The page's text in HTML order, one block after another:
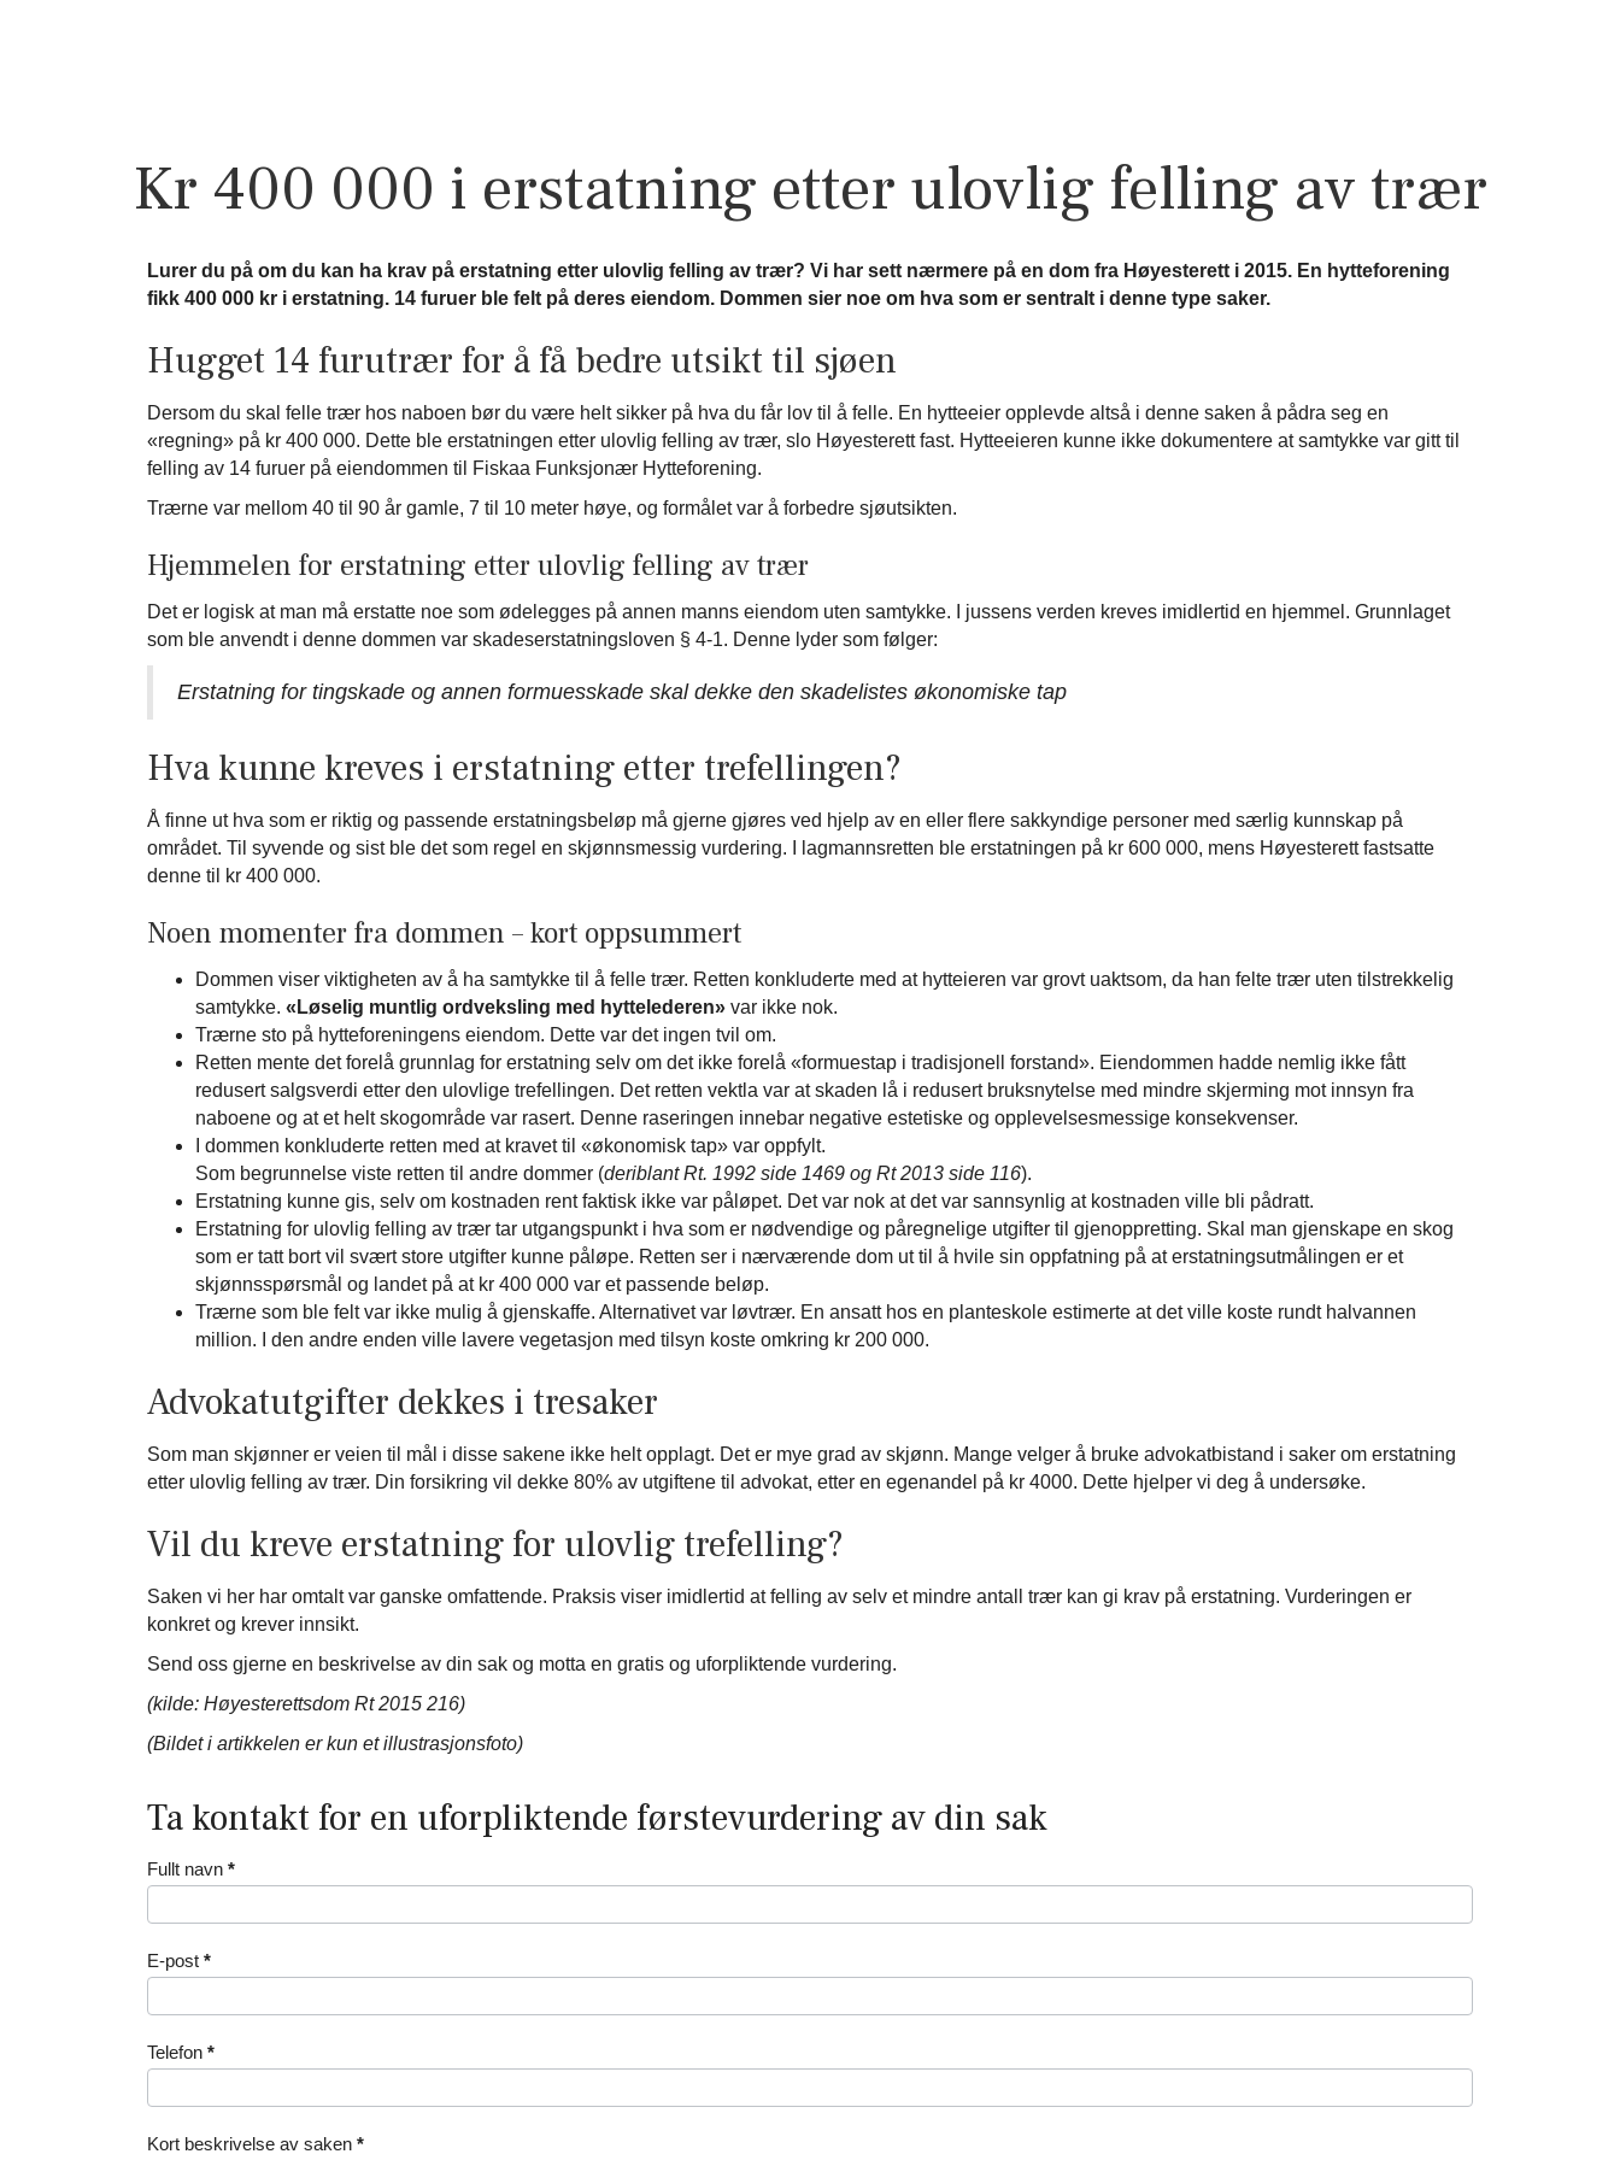
Kr 400 000 i erstatning etter ulovlig felling av trær
Lurer du på om du kan ha krav på erstatning etter ulovlig felling av trær? Vi har sett nærmere på en dom fra Høyesterett i 2015. En hytteforening
fikk 400 000 kr i erstatning. 14 furuer ble felt på deres eiendom. Dommen sier noe om hva som er sentralt i denne type saker.
Hugget 14 furutrær for å få bedre utsikt til sjøen
Dersom du skal felle trær hos naboen bør du være helt sikker på hva du får lov til å felle. En hytteeier opplevde altså i denne saken å pådra seg en
«regning» på kr 400 000. Dette ble erstatningen etter ulovlig felling av trær, slo Høyesterett fast. Hytteeieren kunne ikke dokumentere at samtykke var gitt til
felling av 14 furuer på eiendommen til Fiskaa Funksjonær Hytteforening.
Trærne var mellom 40 til 90 år gamle, 7 til 10 meter høye, og formålet var å forbedre sjøutsikten.
Hjemmelen for erstatning etter ulovlig felling av trær
Det er logisk at man må erstatte noe som ødelegges på annen manns eiendom uten samtykke. I jussens verden kreves imidlertid en hjemmel. Grunnlaget
som ble anvendt i denne dommen var skadeserstatningsloven § 4-1. Denne lyder som følger:
Erstatning for tingskade og annen formuesskade skal dekke den skadelistes økonomiske tap
Hva kunne kreves i erstatning etter trefellingen?
Å finne ut hva som er riktig og passende erstatningsbeløp må gjerne gjøres ved hjelp av en eller flere sakkyndige personer med særlig kunnskap på
området. Til syvende og sist ble det som regel en skjønnsmessig vurdering. I lagmannsretten ble erstatningen på kr 600 000, mens Høyesterett fastsatte
denne til kr 400 000.
Noen momenter fra dommen – kort oppsummert
Dommen viser viktigheten av å ha samtykke til å felle trær. Retten konkluderte med at hytteieren var grovt uaktsom, da han felte trær uten tilstrekkelig
samtykke. «Løselig muntlig ordveksling med hyttelederen» var ikke nok.
Trærne sto på hytteforeningens eiendom. Dette var det ingen tvil om.
Retten mente det forelå grunnlag for erstatning selv om det ikke forelå «formuestap i tradisjonell forstand». Eiendommen hadde nemlig ikke fått
redusert salgsverdi etter den ulovlige trefellingen. Det retten vektla var at skaden lå i redusert bruksnytelse med mindre skjerming mot innsyn fra
naboene og at et helt skogområde var rasert. Denne raseringen innebar negative estetiske og opplevelsesmessige konsekvenser.
I dommen konkluderte retten med at kravet til «økonomisk tap» var oppfylt.
Som begrunnelse viste retten til andre dommer (deriblant Rt. 1992 side 1469 og Rt 2013 side 116).
Erstatning kunne gis, selv om kostnaden rent faktisk ikke var påløpet. Det var nok at det var sannsynlig at kostnaden ville bli pådratt.
Erstatning for ulovlig felling av trær tar utgangspunkt i hva som er nødvendige og påregnelige utgifter til gjenoppretting. Skal man gjenskape en skog
som er tatt bort vil svært store utgifter kunne påløpe. Retten ser i nærværende dom ut til å hvile sin oppfatning på at erstatningsutmålingen er et
skjønnsspørsmål og landet på at kr 400 000 var et passende beløp.
Trærne som ble felt var ikke mulig å gjenskaffe. Alternativet var løvtrær. En ansatt hos en planteskole estimerte at det ville koste rundt halvannen
million. I den andre enden ville lavere vegetasjon med tilsyn koste omkring kr 200 000.
Advokatutgifter dekkes i tresaker
Som man skjønner er veien til mål i disse sakene ikke helt opplagt. Det er mye grad av skjønn. Mange velger å bruke advokatbistand i saker om erstatning
etter ulovlig felling av trær. Din forsikring vil dekke 80% av utgiftene til advokat, etter en egenandel på kr 4000. Dette hjelper vi deg å undersøke.
Vil du kreve erstatning for ulovlig trefelling?
Saken vi her har omtalt var ganske omfattende. Praksis viser imidlertid at felling av selv et mindre antall trær kan gi krav på erstatning. Vurderingen er
konkret og krever innsikt.
Send oss gjerne en beskrivelse av din sak og motta en gratis og uforpliktende vurdering.
(kilde: Høyesterettsdom Rt 2015 216)
(Bildet i artikkelen er kun et illustrasjonsfoto)
Ta kontakt for en uforpliktende førstevurdering av din sak
Kontaktskjema
Fullt navn *
E-post *
Telefon *
Kort beskrivelse av saken *